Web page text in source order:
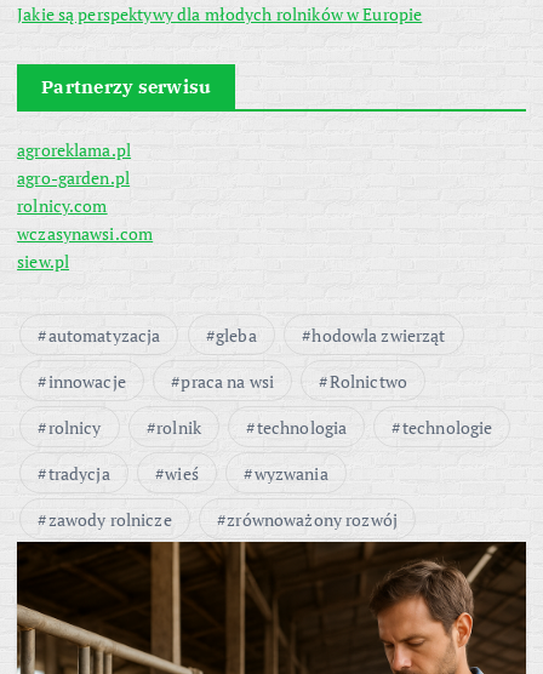
Jakie są perspektywy dla młodych rolników w Europie
Partnerzy serwisu
agroreklama.pl
agro-garden.pl
rolnicy.com
wczasynawsi.com
siew.pl
automatyzacja gleba
hodowla zwierząt
innowacje
praca na wsi
Rolnictwo
rolnicy
rolnik technologia
technologie
tradycja
wieś
wyzwania
zawody rolnicze
zrównoważony rozwój